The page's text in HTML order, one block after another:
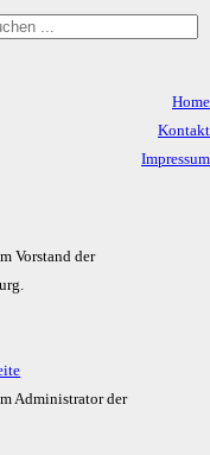
Home
Kontakt
Impressum
Vorstand der
Administrator der